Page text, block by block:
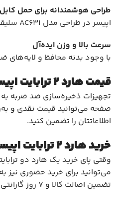
طراحی هوشمندانه برای حمل کابل
اپیسر در طراحی مدل AC631 سلیقه به خرج داده و دور بدنه آن یک شیار مخصوص برای قرارگیری کابل قرار داده است؛ به این ترتیب کابل هارد شما هیچ‌وقت گم یا فراموش نمی‌شود.
سرعت بالا و وزن ایده‌آل
با وجود بدنه محافظ و لایه‌های ضدضربه، وزن این هارد تنها ۲۶۳ گرم
قیمت هارد ۲ ترابایت اپیسر در آمل موبایل
تجهیزات ذخیره‌سازی ضد ضربه به
صفحه می‌توانید قیمت نقدی و
اطلاعاتتان را تضمین کنید.
خرید هارد ۲ ترابایت اپیسر در آمل موبایل
وقتی پای خرید یک هارد دو
می‌توانید برای خرید حضوری نیز
تضمین اصالت کالا و ۷ روز گارانتی بازگشت وجه، با خیال آسوده خرید خود را نهایی کنید.